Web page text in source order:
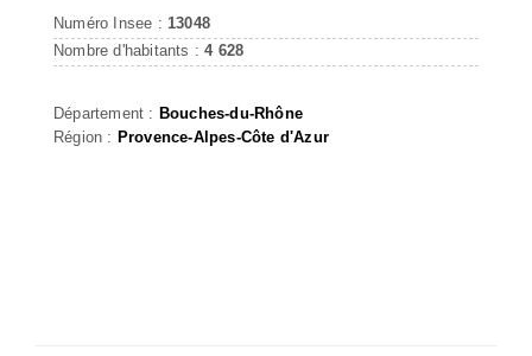
Numéro Insee : 13048
Nombre d'habitants :4 628
Département : Bouches-du-Rhône
Région : Provence-Alpes-Côte d'Azur